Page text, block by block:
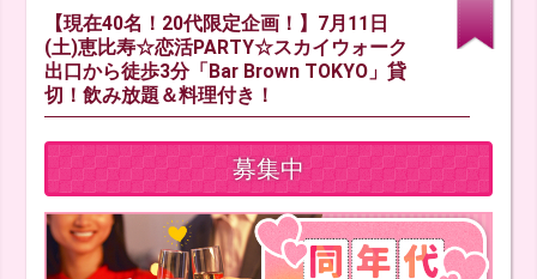
【現在40名！20代限定企画！】7月11日
(土)恵比寿☆恋活PARTY☆スカイウォーク
出口から徒歩3分「Bar Brown TOKYO」貸
切！飲み放題＆料理付き！
募集中